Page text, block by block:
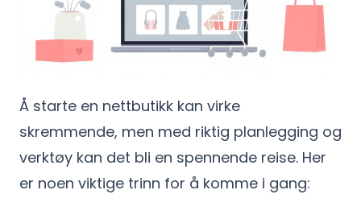
Å starte en nettbutikk kan virke
skremmende, men med riktig planlegging og
verktøy kan det bli en spennende reise. Her
er noen viktige trinn for å komme i gang: